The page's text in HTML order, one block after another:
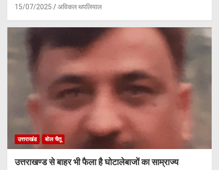
15/07/2025 अविकल थपलियाल
उत्तराखंड बोल चैतू
उत्तराखण्ड से बाहर भी फैला है घोटालेबाजों का साम्राज्य